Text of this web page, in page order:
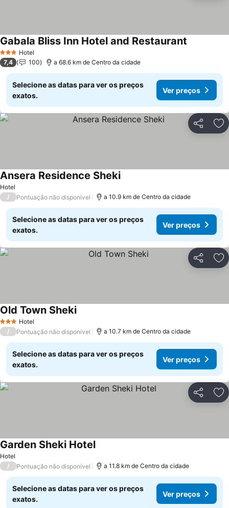
3 EstrelasHotel
Gabala Bliss Inn Hotel and Restaurant
7,4 100 a 68.6 km de Centro da cidade
Selecione as datas para ver os preços
exatos.
Ver preços
Partilhar
Hotel
Ansera Residence Sheki
/ Pontuação não disponível a 10.9 km de Centro da cidade
Selecione as datas para ver os preços
exatos.
Ver preços
Partilhar
3 EstrelasHotel
Old Town Sheki
/ Pontuação não disponível a 10.7 km de Centro da cidade
Selecione as datas para ver os preços
exatos.
Ver preços
Partilhar
Hotel
Garden Sheki Hotel
/ Pontuação não disponível a 11.8 km de Centro da cidade
Selecione as datas para ver os preços
exatos.
Ver preços